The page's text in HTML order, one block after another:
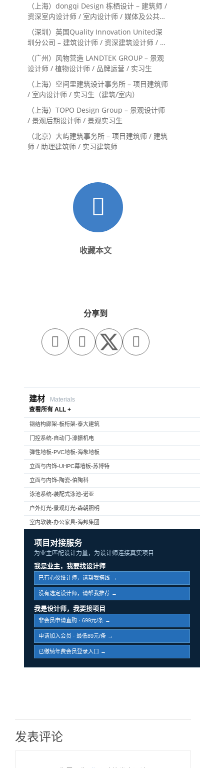
（上海）dongqi Design 栋栖设计 – 建筑师 /
资深室内设计师 / 室内设计师 / 媒体及公共关
系主管 / 设计实习生（常年招聘）
（深圳）英国Quality Innovation United深
圳分公司 – 建筑设计师 / 资深建筑设计师 / 室
内设计师 / 设计实习生
（广州）风物营造 LANDTEK GROUP – 景观
设计师 / 植物设计师 / 品牌运营 / 实习生
（上海）空间里建筑设计事务所 – 项目建筑师
/ 室内设计师 / 实习生（建筑/室内）
（上海）TOPO Design Group – 景观设计师
/ 景观后期设计师 / 景观实习生
（北京）大屿建筑事务所 – 项目建筑师 / 建筑
师 / 助理建筑师 / 实习建筑师
收藏本文
分享到
  
建材
Materials
查看所有 ALL +
钢结构廊架-板桁架-泰大建筑
门控系统-自动门-濠振机电
弹性地板-PVC地板-海象地板
立面与内饰-UHPC幕墙板-苏博特
立面与内饰-陶瓷-伯陶科
泳池系统-装配式泳池-诺亚
户外灯光-景观灯光-森朝照明
室内软装-办公家具-海邦集团
项目对接服务
为业主匹配设计力量，为设计师连接真实项目
我是业主，我要找设计师
已有心仪设计师，请帮我搭线 →
没有选定设计师，请帮我推荐 →
我是设计师，我要接项目
非会员申请直购 · 699元/条 →
申请加入会员 · 最低89元/条 →
已缴纳年费会员登录入口 →
发表评论